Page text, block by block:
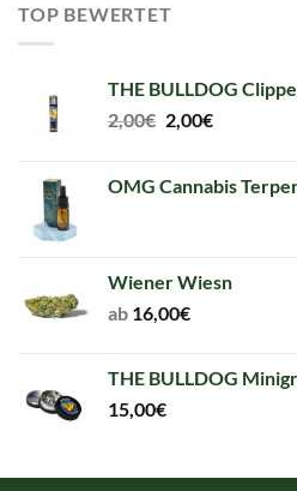
TOP BEWERTET
THE BULLDOG
2,00€ Original
2,00€.
2,00€Current
2,00€.
OMG Cannabis
Wiener Wiesn
ab 16,00€
THE BULLDOG
15,00€